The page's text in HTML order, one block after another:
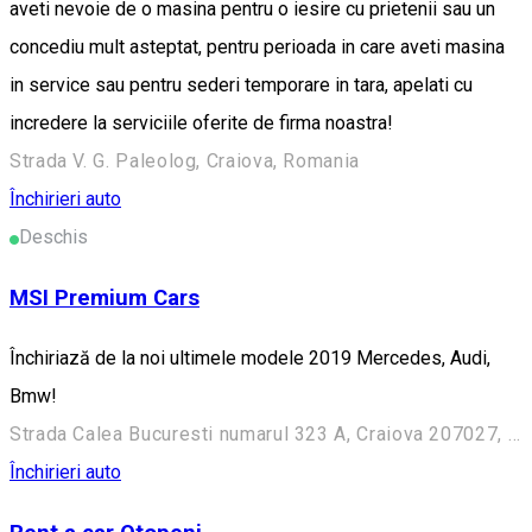
aveti nevoie de o masina pentru o iesire cu prietenii sau un
concediu mult asteptat, pentru perioada in care aveti masina
in service sau pentru sederi temporare in tara, apelati cu
incredere la serviciile oferite de firma noastra!
Strada V. G. Paleolog, Craiova, Romania
Închirieri auto
Deschis
MSI Premium Cars
Închiriază de la noi ultimele modele 2019 Mercedes, Audi,
Bmw!
Strada Calea Bucuresti numarul 323 A, Craiova 207027, Romania
Închirieri auto